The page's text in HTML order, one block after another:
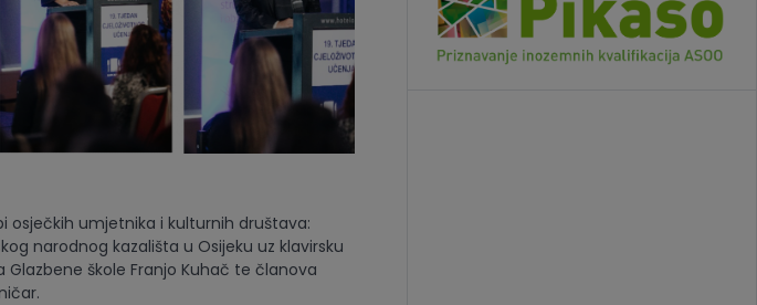
osječkih umjetnika i kulturnih društava:
narodnog kazališta u Osijeku uz klavirsku
škole Franjo Kuhač te članova